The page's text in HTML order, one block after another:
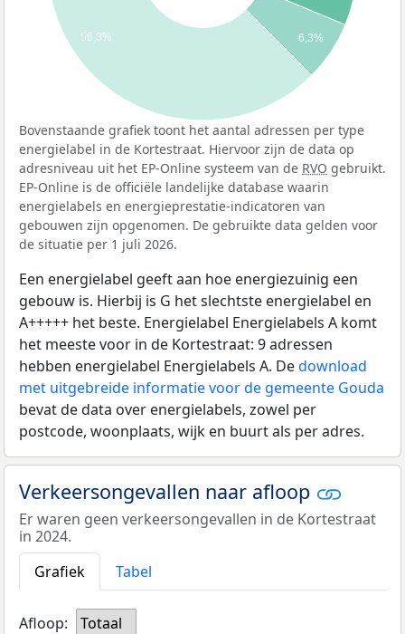
6,3%
56,3%
Bovenstaande grafiek toont het aantal adressen per type
energielabel in de Kortestraat. Hiervoor zijn de data op
adresniveau uit het EP-Online systeem van de RVO gebruikt.
EP-Online is de officiële landelijke database waarin
energielabels en energieprestatie-indicatoren van
gebouwen zijn opgenomen. De gebruikte data gelden voor
de situatie per 1 juli 2026.
Een energielabel geeft aan hoe energiezuinig een
gebouw is. Hierbij is G het slechtste energielabel en
A+++++ het beste. Energielabel Energielabels A komt
het meeste voor in de Kortestraat: 9 adressen
hebben energielabel Energielabels A. Dedownload
met uitgebreide informatie voor de gemeente Gouda
bevat de data over energielabels, zowel per
postcode, woonplaats, wijk en buurt als per adres.
Verkeersongevallen naar afloop
Er waren geen verkeersongevallen in de Kortestraat
in 2024.
Grafiek
Tabel
Afloop: Totaal